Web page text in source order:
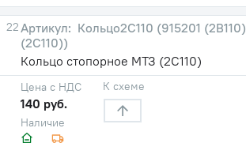
22
Кольцо2С110 (915201 (2В110)
(2С110))
Кольцо стопорное МТЗ (2С110)
Наличие
Цена с НДС
140 руб.
К схеме